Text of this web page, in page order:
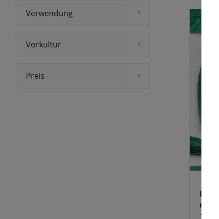
Verwendung
Vorkultur
Preis